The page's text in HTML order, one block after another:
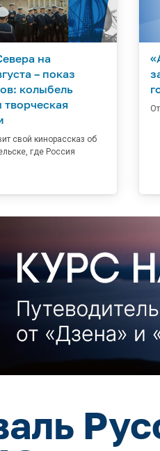
на
– показ
колыбель
свой кинорассказ об
где Россия